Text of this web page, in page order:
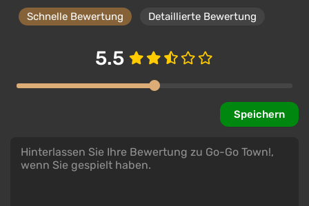
Schnelle Bewertung Detaillierte Bewertung
5.5
Speichern